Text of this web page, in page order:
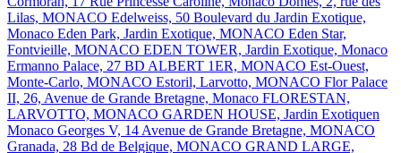
Lilas, MONACO Edelweiss, 50 Boulevard du Jardin Exotique,
Monaco Eden Park, Jardin Exotique, MONACO Eden Star,
Fontvieille, MONACO EDEN TOWER, Jardin Exotique, Monaco
Ermanno Palace, 27 BD ALBERT 1ER, MONACO Est-Ouest,
Monte-Carlo, MONACO Estoril, Larvotto, MONACO Flor Palace
II, 26, Avenue de Grande Bretagne, Monaco FLORESTAN,
LARVOTTO, MONACO GARDEN HOUSE, Jardin Exotiquen
Monaco Georges V, 14 Avenue de Grande Bretagne, MONACO
Granada, 28 Bd de Belgique, MONACO GRAND LARGE,